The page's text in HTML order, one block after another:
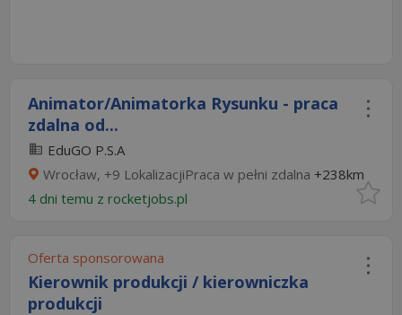
Animator/Animatorka Rysunku - praca
zdalna od...
EduGO P.S.A
Wrocław, +9 LokalizacjiPraca w pełni zdalna +238km
4 dni temu z rocketjobs.pl
Oferta sponsorowana
Kierownik produkcji / kierowniczka
produkcji